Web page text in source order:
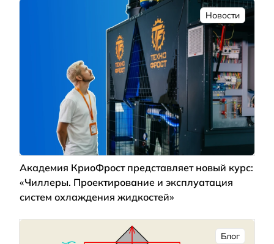
Новости
Академия КриоФрост представляет новый курс:
«Чиллеры. Проектирование и эксплуатация
систем охлаждения жидкостей»
Блог